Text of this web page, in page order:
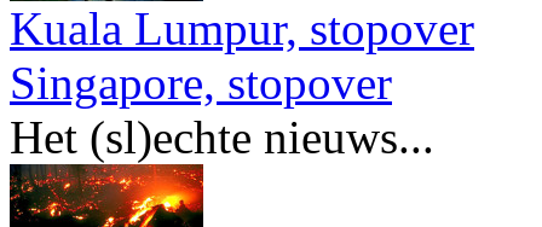
Kuala Lumpur, stopover
Singapore, stopover
Het (sl)echte nieuws...